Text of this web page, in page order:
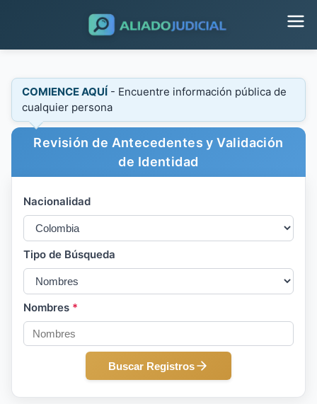
COMIENCE AQUÍ - Encuentre información pública de
cualquier persona
Revisión de Antecedentes y Validación
de Identidad
Nacionalidad
Tipo de Búsqueda
Nombres *
Buscar Registros